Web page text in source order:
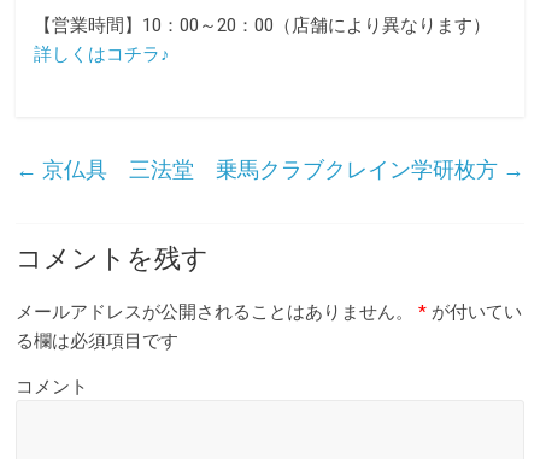
【営業時間】10：00～20：00（店舗により異なります）
詳しくはコチラ♪
← 京仏具 三法堂 乗馬クラブクレイン学研枚方 →
コメントを残す
メールアドレスが公開されることはありません。 * が付いてい
る欄は必須項目です
コメント